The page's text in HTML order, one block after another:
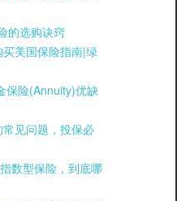
的选购诀窍
美国保险指南|绿
保险(Annuity)优缺
见问题，投保必
数型保险，到底哪